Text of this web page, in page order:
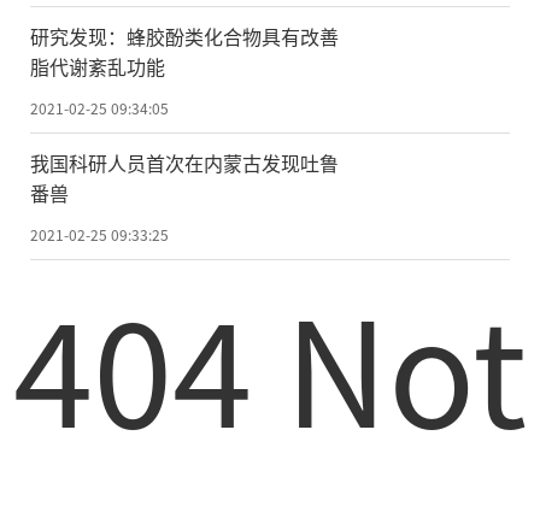
研究发现：蜂胶酚类化合物具有改善
脂代谢紊乱功能
2021-02-25 09:34:05
我国科研人员首次在内蒙古发现吐鲁
番兽
2021-02-25 09:33:25
404 Not